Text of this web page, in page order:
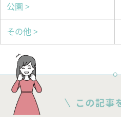
公園 >
その他 >